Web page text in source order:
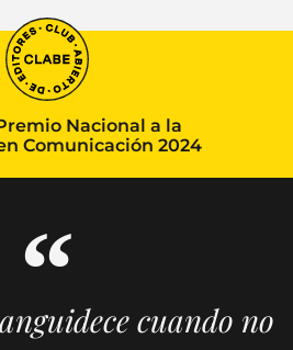
Nacional a la
Comunicación 2024
cuando no